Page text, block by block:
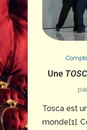
Une
Tosca est
monde[1].